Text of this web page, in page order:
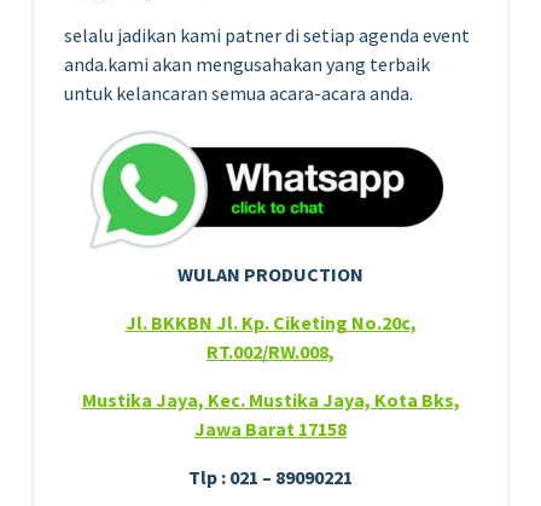
selalu jadikan kami patner di setiap agenda event
anda.kami akan mengusahakan yang terbaik
untuk kelancaran semua acara-acara anda.
WULAN PRODUCTION
Jl. BKKBN Jl. Kp. Ciketing No.20c,
RT.002/RW.008,
Mustika Jaya, Kec. Mustika Jaya, Kota Bks,
Jawa Barat 17158
Tlp : 021 – 89090221